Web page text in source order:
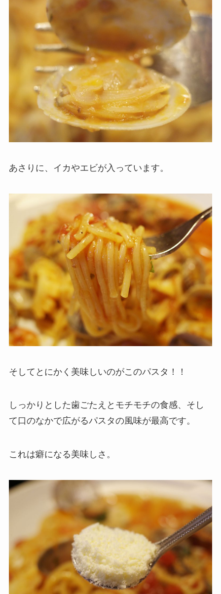
あさりに、イカやエビが入っています。
そしてとにかく美味しいのがこのパスタ！！
しっかりとした歯ごたえとモチモチの食感、そし
て口のなかで広がるパスタの風味が最高です。
これは癖になる美味しさ。